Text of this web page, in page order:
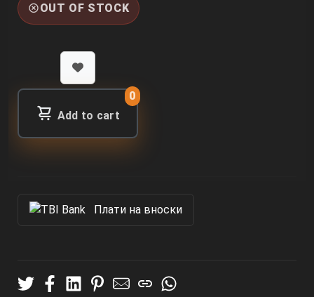
OUT OF STOCK
Add to cart
0
Πлати на вноски